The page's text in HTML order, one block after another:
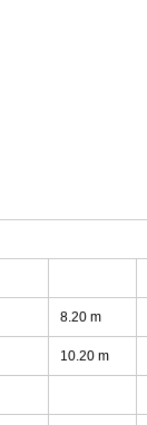
8.20 m
10.20 m